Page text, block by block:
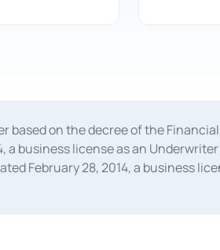
based on the decree of the
a business license as an
February 28, 2014, a business
Authority Number S-67/